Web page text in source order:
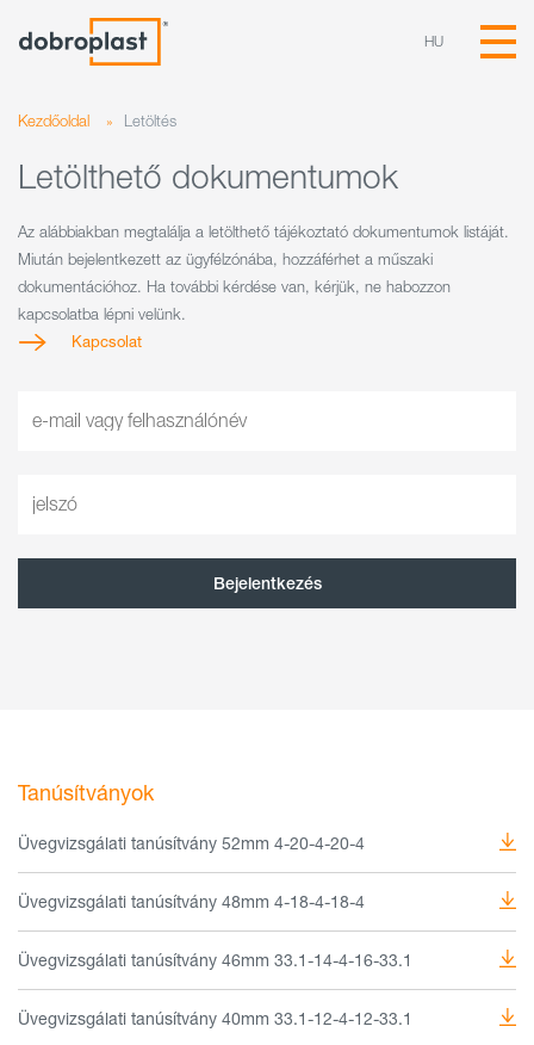
HU
Kezdőoldal » Letöltés
Letölthető dokumentumok
Az alábbiakban megtalálja a letölthető tájékoztató dokumentumok listáját.
Miután bejelentkezett az ügyfélzónába, hozzáférhet a műszaki
dokumentációhoz. Ha további kérdése van, kérjük, ne habozzon
kapcsolatba lépni velünk.
Kapcsolat
Tanúsítványok
Üvegvizsgálati tanúsítvány 52mm 4-20-4-20-4
Üvegvizsgálati tanúsítvány 48mm 4-18-4-18-4
Üvegvizsgálati tanúsítvány 46mm 33.1-14-4-16-33.1
Üvegvizsgálati tanúsítvány 40mm 33.1-12-4-12-33.1